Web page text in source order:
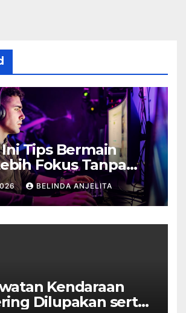
Tips Bermain
Fokus Tanpa
BELINDA ANJELITA
Kendaraan
Dilupakan serta